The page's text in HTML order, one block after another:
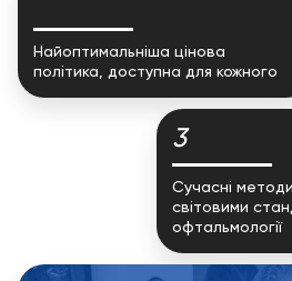
Найоптимальніша цінова
політика, доступна для кожного
3
Сучасні
світовими
офтальмології